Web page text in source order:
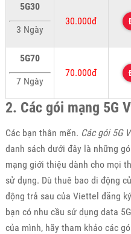
5G30
3 Ngày
30.000đ
5G70
7 Ngày
70.000đ
2. Các gói mạng 5G
Các bạn thân mến. Các gói 5G
danh sách dưới đây là những
mạng giới thiệu dành cho mọi
sử dụng. Dù thuê bao di động
động trả sau của Viettel đăng
bạn có nhu cầu sử dụng data
của mình, hãy tham khảo các